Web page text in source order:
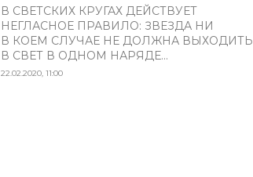
В СВЕТСКИХ КРУГАХ ДЕЙСТВУЕТ
НЕГЛАСНОЕ ПРАВИЛО: ЗВЕЗДА НИ
В КОЕМ СЛУЧАЕ НЕ ДОЛЖНА ВЫХОДИТЬ
В СВЕТ В ОДНОМ НАРЯДЕ...
22.02.2020, 11:00